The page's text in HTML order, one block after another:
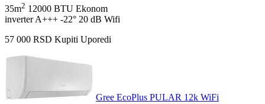
35m2 12000 BTU Ekonom
inverter A+++ -22° 20 dB Wifi
57 000 RSD Kupiti Uporedi
Gree EcoPlus PULAR 12k WiFi